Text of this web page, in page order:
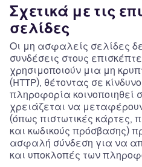
Σχετικά με τις
σελίδες
Οι μη ασφαλείς σελίδες
συνδέσεις στους
χρησιμοποιούν μια μη
(HTTP), θέτοντας σε
πληροφορία κοινοποιηθεί
χρειάζεται να
(όπως πιστωτικές κάρτες,
και κωδικούς πρόσβασης)
ασφαλή σύνδεση για να
και υποκλοπές των